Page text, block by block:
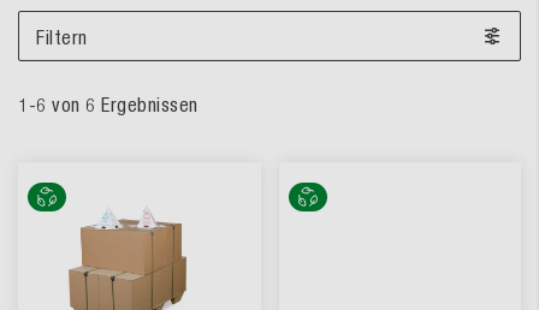
1 -6 von 6 Ergebnissen
Filtern